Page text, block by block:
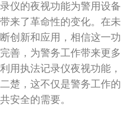
仪的夜视功能为警用设备
来了革命性的变化。在未
创新和应用，相信这一功
善，为警务工作带来更多
用执法记录仪夜视功能，
楚，这不仅是警务工作的
安全的需要。